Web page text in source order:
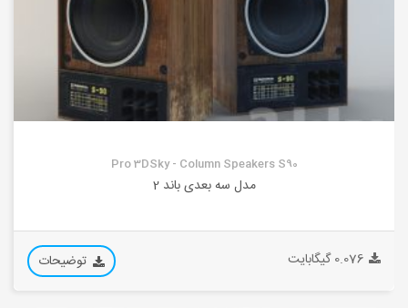
Pro 3DSky - Column Speakers S90
مدل سه بعدی باند 2
0.076 گیگابایت توضیحات